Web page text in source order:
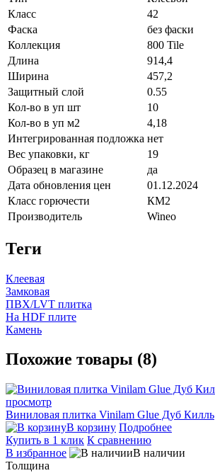
Класс
42
Фаска
без фаски
Коллекция
800 Tile
Длина
914,4
Ширина
457,2
Защитный слой
0.55
Кол-во в уп шт
10
Кол-во в уп м2
4,18
Интегрированная подложка нет
Вес упаковки, кг
19
Образец в магазине
да
Дата обновления цен
01.12.2024
Класс горючести
КМ2
Производитель
Wineo
Теги
Клеевая
Замковая
ПВХ/LVT плитка
На HDF плите
Камень
Похожие товары (8)
просмотр
Виниловая плитка Vinilam Glue Дуб Килль
В корзину Подробнее
Купить в 1 клик К сравнению
В избранное
В наличии
Толщина